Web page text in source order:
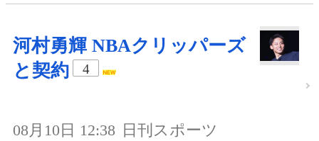
河村勇輝 NBAクリッパーズ
と契約
4
08月10日 12:38 日刊スポーツ